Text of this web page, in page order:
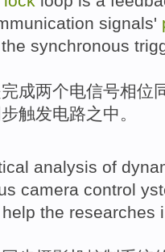
signals'
synchronous
完成两个电信号相位
触发电路之中。
analysis of
camera control
help the researches